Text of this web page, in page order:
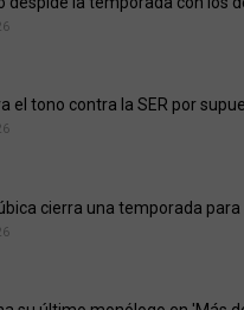
el tono contra la SER por
cierra una temporada